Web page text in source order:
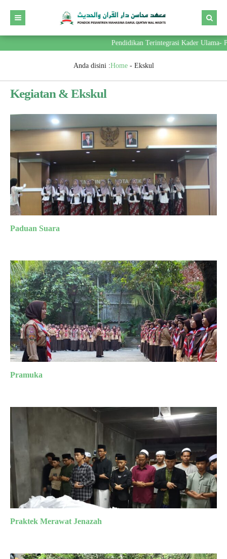
Pendidikan Terintegrasi Kader Ulama-
Anda disini :Home- Ekskul
Kegiatan & Ekskul
Paduan Suara
Pramuka
Praktek Merawat Jenazah